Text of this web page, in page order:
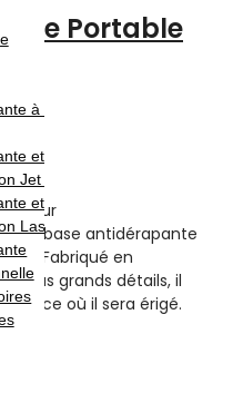
Portable
pour
base antidérapante
Fabriqué en
plus grands détails, il
où il sera érigé.
à Réservoir
et
Jet d’encre
et
Laser